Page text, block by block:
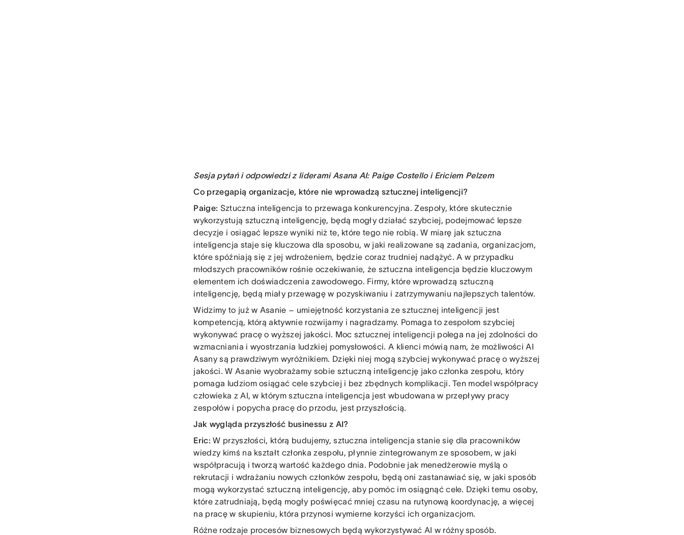
Sesja pytań i odpowiedzi z liderami Asana AI: Paige Costello i Ericiem Pelzem
Co przegapią organizacje, które nie wprowadzą sztucznej inteligencji?
Paige: Sztuczna inteligencja to przewaga konkurencyjna. Zespoły, które skutecznie
wykorzystują sztuczną inteligencję, będą mogły działać szybciej, podejmować lepsze
decyzje i osiągać lepsze wyniki niż te, które tego nie robią. W miarę jak sztuczna
inteligencja staje się kluczowa dla sposobu, w jaki realizowane są zadania, organizacjom,
które spóźniają się z jej wdrożeniem, będzie coraz trudniej nadążyć. A w przypadku
młodszych pracowników rośnie oczekiwanie, że sztuczna inteligencja będzie kluczowym
elementem ich doświadczenia zawodowego. Firmy, które wprowadzą sztuczną
inteligencję, będą miały przewagę w pozyskiwaniu i zatrzymywaniu najlepszych talentów.
Widzimy to już w Asanie – umiejętność korzystania ze sztucznej inteligencji jest
kompetencją, którą aktywnie rozwijamy i nagradzamy. Pomaga to zespołom szybciej
wykonywać pracę o wyższej jakości. Moc sztucznej inteligencji polega na jej zdolności do
wzmacniania i wyostrzania ludzkiej pomysłowości. A klienci mówią nam, że możliwości AI
Asany są prawdziwym wyróżnikiem. Dzięki niej mogą szybciej wykonywać pracę o wyższej
jakości. W Asanie wyobrażamy sobie sztuczną inteligencję jako członka zespołu, który
pomaga ludziom osiągać cele szybciej i bez zbędnych komplikacji. Ten model współpracy
człowieka z AI, w którym sztuczna inteligencja jest wbudowana w przepływy pracy
zespołów i popycha pracę do przodu, jest przyszłością.
Jak wygląda przyszłość businessu z AI?
Eric: W przyszłości, którą budujemy, sztuczna inteligencja stanie się dla pracowników
wiedzy kimś na kształt członka zespołu, płynnie zintegrowanym ze sposobem, w jaki
współpracują i tworzą wartość każdego dnia. Podobnie jak menedżerowie myślą o
rekrutacji i wdrażaniu nowych członków zespołu, będą oni zastanawiać się, w jaki sposób
mogą wykorzystać sztuczną inteligencję, aby pomóc im osiągnąć cele. Dzięki temu osoby,
które zatrudniają, będą mogły poświęcać mniej czasu na rutynową koordynację, a więcej
na pracę w skupieniu, która przynosi wymierne korzyści ich organizacjom.
Różne rodzaje procesów biznesowych będą wykorzystywać AI w różny sposób.